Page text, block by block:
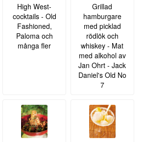
High West-
cocktails - Old
Fashioned,
Paloma och
många fler
Grillad
hamburgare
med picklad
rödlök och
whiskey - Mat
med alkohol av
Jan Ohrt - Jack
Daniel's Old No
7